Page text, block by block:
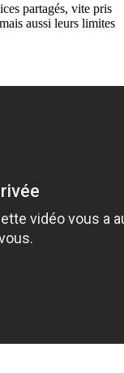
partagés, vite pris
aussi leurs limites